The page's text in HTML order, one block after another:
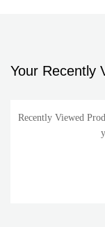
Your Recently
Recently Viewed